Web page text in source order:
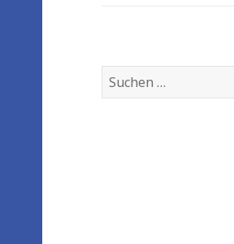
Suchen
nach: